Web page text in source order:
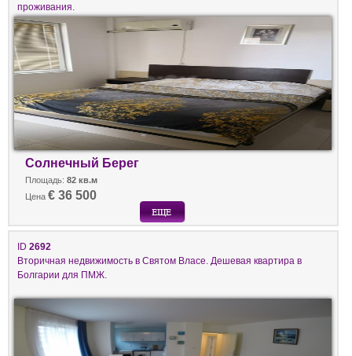
проживания.
Солнечный Берег
Площадь: 82 кв.м
Цена € 36 500
ID 2692
Вторичная недвижимость в Святом Власе. Дешевая квартира в
Болгарии для ПМЖ.